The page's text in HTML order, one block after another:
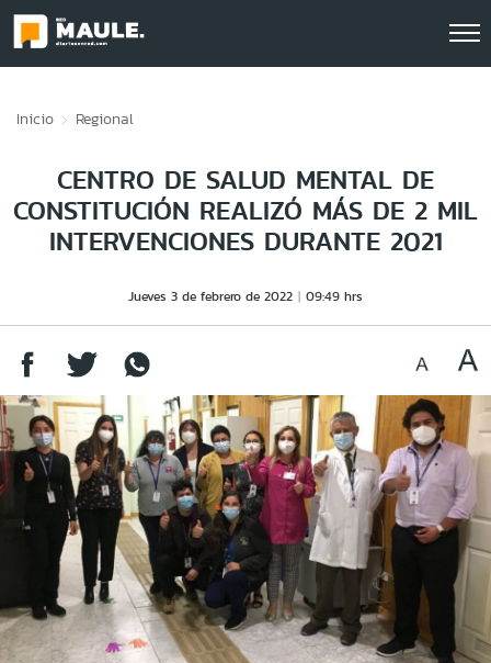
Inicio Regional
CENTRO DE SALUD MENTAL DE
CONSTITUCIÓN REALIZÓ MÁS DE 2 MIL
INTERVENCIONES DURANTE 2021
Jueves 3 de febrero de 2022 09:49 hrs